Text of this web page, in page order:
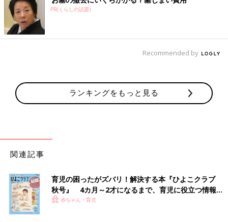
PR(くらしの話題)
Recommended by
ランキングをもっと見る
関連記事
育児の困ったがズバリ！解決する本『ひよこクラブ
秋号』 4カ月～2才になるまで、育児に役立つ情報が
いっぱい！
赤ちゃん・育児